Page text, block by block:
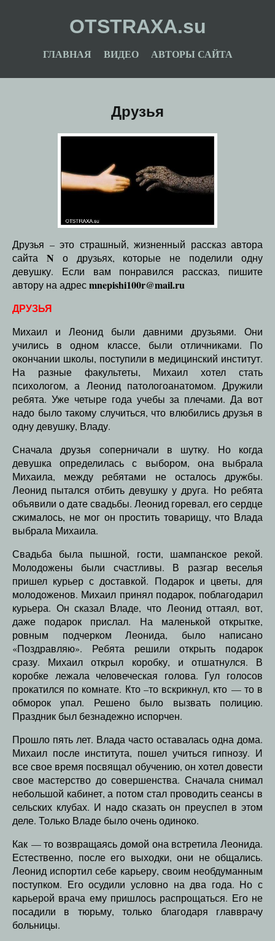
OTSTRAXA.su
ГЛАВНАЯ ВИДЕО АВТОРЫ САЙТА
Друзья
Друзья – это страшный, жизненный рассказ автора
сайта N о друзьях, которые не поделили одну
девушку. Если вам понравился рассказ, пишите
автору на адресmnepishi100r@mail.ru
ДРУЗЬЯ
Михаил и Леонид были давними друзьями. Они
учились в одном классе, были отличниками. По
окончании школы, поступили в медицинский институт.
На разные факультеты, Михаил хотел стать
психологом, а Леонид патологоанатомом. Дружили
ребята. Уже четыре года учебы за плечами. Да вот
надо было такому случиться, что влюбились друзья в
одну девушку, Владу.
Сначала друзья соперничали в шутку. Но когда
девушка определилась с выбором, она выбрала
Михаила, между ребятами не осталось дружбы.
Леонид пытался отбить девушку у друга. Но ребята
объявили о дате свадьбы. Леонид горевал, его сердце
сжималось, не мог он простить товарищу, что Влада
выбрала Михаила.
Свадьба была пышной, гости, шампанское рекой.
Молодожены были счастливы. В разгар веселья
пришел курьер с доставкой. Подарок и цветы, для
молодоженов. Михаил принял подарок, поблагодарил
курьера. Он сказал Владе, что Леонид оттаял, вот,
даже подарок прислал. На маленькой открытке,
ровным подчерком Леонида, было написано
«Поздравляю». Ребята решили открыть подарок
сразу. Михаил открыл коробку, и отшатнулся. В
коробке лежала человеческая голова. Гул голосов
прокатился по комнате. Кто –то вскрикнул, кто — то в
обморок упал. Решено было вызвать полицию.
Праздник был безнадежно испорчен.
Прошло пять лет. Влада часто оставалась одна дома.
Михаил после института, пошел учиться гипнозу. И
все свое время посвящал обучению, он хотел довести
свое мастерство до совершенства. Сначала снимал
небольшой кабинет, а потом стал проводить сеансы в
сельских клубах. И надо сказать он преуспел в этом
деле. Только Владе было очень одиноко.
Как — то возвращаясь домой она встретила Леонида.
Естественно, после его выходки, они не общались.
Леонид испортил себе карьеру, своим необдуманным
поступком. Его осудили условно на два года. Но с
карьерой врача ему пришлось распрощаться. Его не
посадили в тюрьму, только благодаря главврачу
больницы.